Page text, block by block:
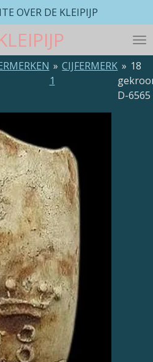
OVER DE KLEIPIJP
» CIJFERMERK
1
» 18
D-6565